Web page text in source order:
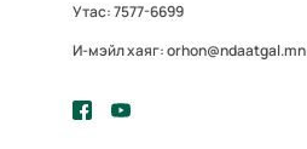
Утас: 7577-6699
И-мэйл хаяг: orhon@ndaatgal.mn